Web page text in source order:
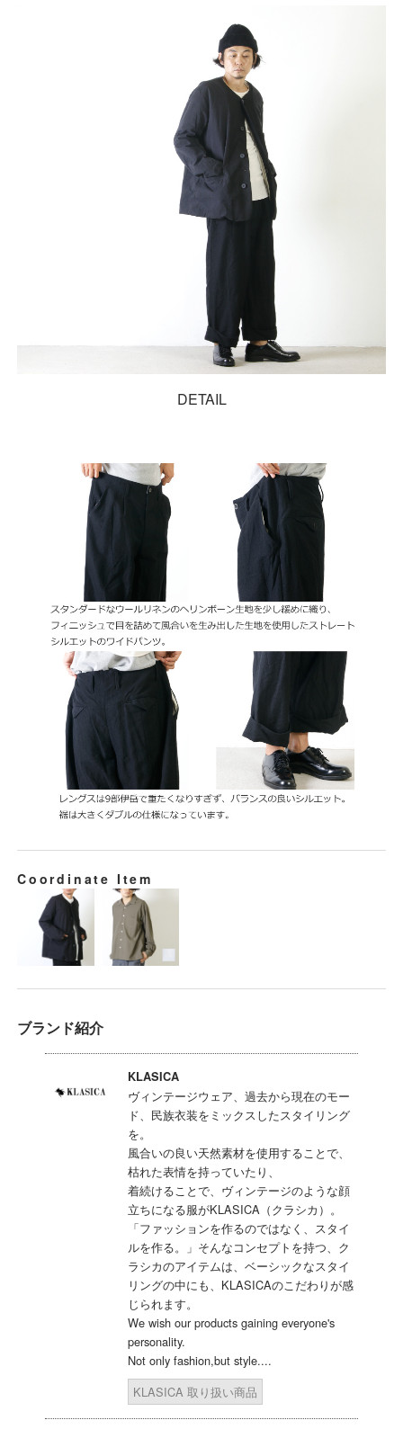
DETAIL
Coordinate Item
ブランド紹介
KLASICA
ヴィンテージウェア、過去から現在のモー
ド、民族衣装をミックスしたスタイリング
を。
風合いの良い天然素材を使用することで、
枯れた表情を持っていたり、
着続けることで、ヴィンテージのような顔
立ちになる服がKLASICA（クラシカ）。
「ファッションを作るのではなく、スタイ
ルを作る。」そんなコンセプトを持つ、ク
ラシカのアイテムは、ベーシックなスタイ
リングの中にも、KLASICAのこだわりが感
じられます。
We wish our products gaining everyone's
personality.
Not only fashion,but style....
KLASICA 取り扱い商品